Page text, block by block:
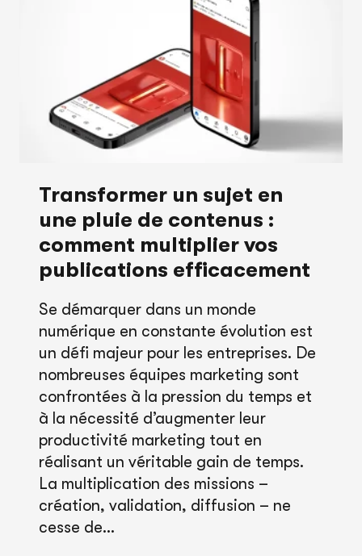
POUVOIR
DE
LA
TRAME
NARRATIVE
PARCOURS
CLIENT
Transformer un sujet en
une pluie de contenus :
comment multiplier vos
publications efficacement
Se démarquer dans un monde
numérique en constante évolution est
un défi majeur pour les entreprises. De
nombreuses équipes marketing sont
confrontées à la pression du temps et
à la nécessité d’augmenter leur
productivité marketing tout en
réalisant un véritable gain de temps.
La multiplication des missions –
création, validation, diffusion – ne
cesse de…